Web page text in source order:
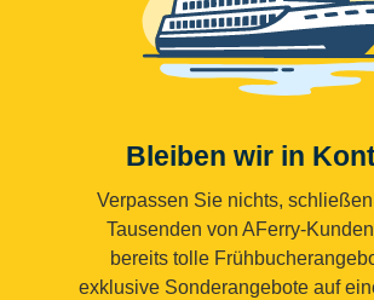
Bleiben wir in
Verpassen Sie nichts,
Tausenden von AFerry-
bereits tolle
exklusive Sonderangebote auf